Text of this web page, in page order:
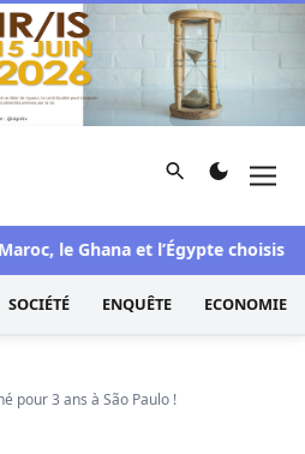
d'information et d'investigation
Rechercher
le Ghana et l’Égypte choisis
SOCIÉTÉ ENQUÊTE ECONOMIE
pour 3 ans à São Paulo !